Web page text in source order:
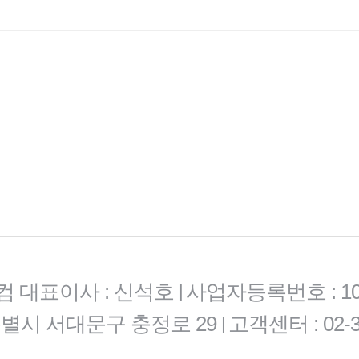
대표이사 : 신석호 | 사업자등록번호 :
시 서대문구 충정로 29 | 고객센터 : 02-